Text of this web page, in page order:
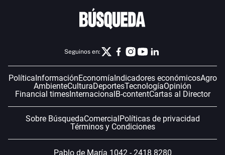
Seguinos en:
PolíticaInformaciónEconomíaIndicadores económicosAgro
AmbienteCulturaDeportesTecnologíaOpinión
Financial timesInternacionalB-contentCartas al Director
Sobre BúsquedaComercialPolíticas de privacidad
Términos y Condiciones
Pablo de María 1042 - 2418 8280